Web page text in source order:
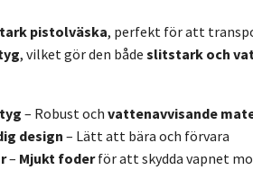
pistolväska, perfekt för att
, vilket gör den både slitstark och
– Robust och vattenavvisande
design – Lätt att bära och förvara
– Mjukt foderför att skydda vapnet